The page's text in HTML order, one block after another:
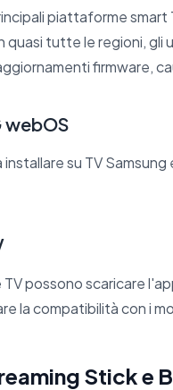
piattaforme smart
quasi tutte le regioni,
firmware,
webOS
su TV
TV possono scaricare
la compatibilità con i
Stick e